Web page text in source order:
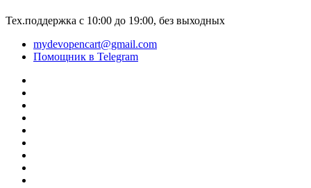
Тех.поддержка с 10:00 до 19:00, без выходных
mydevopencart@gmail.com
Помощник в Telegram